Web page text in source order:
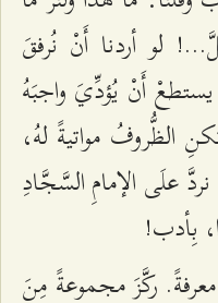
لو أردنا أَنْ نُرفقَ
یستطعْ أَنْ یُؤدِّيَ واجبَهُ
مواتیةً لهُ،
علَى الإمامِ السَّجَّادِ
بِأدب!
ركَّزَ مجموعةً مِنَ